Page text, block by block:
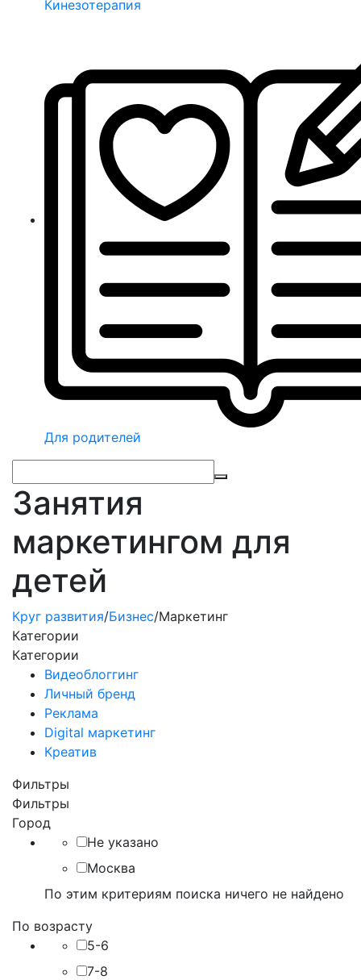
Кинезотерапия
Для родителей
Занятия
маркетингом для
детей
Круг развития/Бизнес/Маркетинг
Категории
Категории
Видеоблоггинг
Личный бренд
Реклама
Digital маркетинг
Креатив
Фильтры
Фильтры
Город
Не указано
Москва
По этим критериям поиска ничего не найдено
По возрасту
5-6
7-8